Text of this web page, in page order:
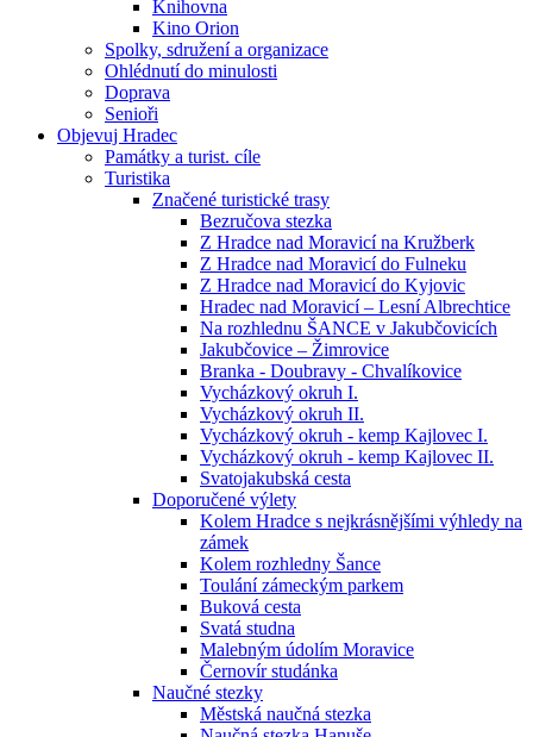
Knihovna
Kino Orion
Spolky, sdružení a organizace
Ohlédnutí do minulosti
Doprava
Senioři
Objevuj Hradec
Památky a turist. cíle
Turistika
Značené turistické trasy
Bezručova stezka
Z Hradce nad Moravicí na Kružberk
Z Hradce nad Moravicí do Fulneku
Z Hradce nad Moravicí do Kyjovic
Hradec nad Moravicí – Lesní Albrechtice
Na rozhlednu ŠANCE v Jakubčovicích
Jakubčovice – Žimrovice
Branka - Doubravy - Chvalíkovice
Vycházkový okruh I.
Vycházkový okruh II.
Vycházkový okruh - kemp Kajlovec I.
Vycházkový okruh - kemp Kajlovec II.
Svatojakubská cesta
Doporučené výlety
Kolem Hradce s nejkrásnějšími výhledy na
zámek
Kolem rozhledny Šance
Toulání zámeckým parkem
Buková cesta
Svatá studna
Malebným údolím Moravice
Černovír studánka
Naučné stezky
Městská naučná stezka